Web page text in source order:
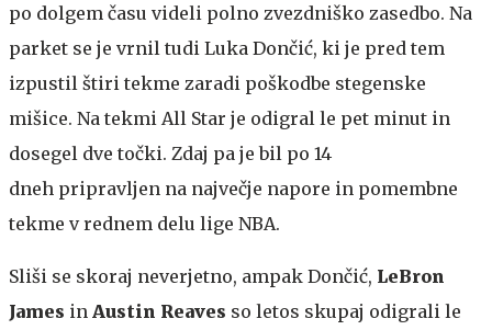
po dolgem času videli polno zvezdniško zasedbo. Na
parket se je vrnil tudi Luka Dončić, ki je pred tem
izpustil štiri tekme zaradi poškodbe stegenske
mišice. Na tekmi All Star je odigral le pet minut in
dosegel dve točki. Zdaj pa je bil po 14
dneh pripravljen na največje napore in pomembne
tekme v rednem delu lige NBA.
Sliši se skoraj neverjetno, ampak Dončić, LeBron
James in Austin Reaves so letos skupaj odigrali le